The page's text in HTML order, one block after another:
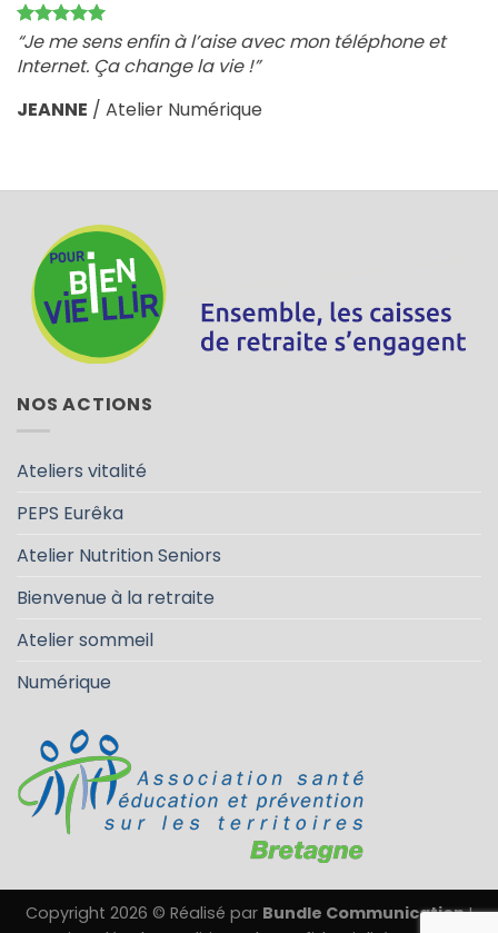
“Je me sens enfin à l’aise avec mon téléphone et
Internet. Ça change la vie !”
JEANNE / Atelier Numérique
NOS ACTIONS
Ateliers vitalité
PEPS Eurêka
Atelier Nutrition Seniors
Bienvenue à la retraite
Atelier sommeil
Numérique
Copyright 2026 © Réalisé par Bundle CommunicationI